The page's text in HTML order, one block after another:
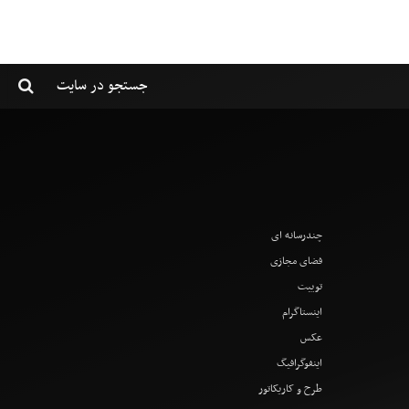
چندرسانه ای
فضای مجازی
توییت
اینستاگرام
عکس
اینفوگرافیگ
طرح و کاریکاتور